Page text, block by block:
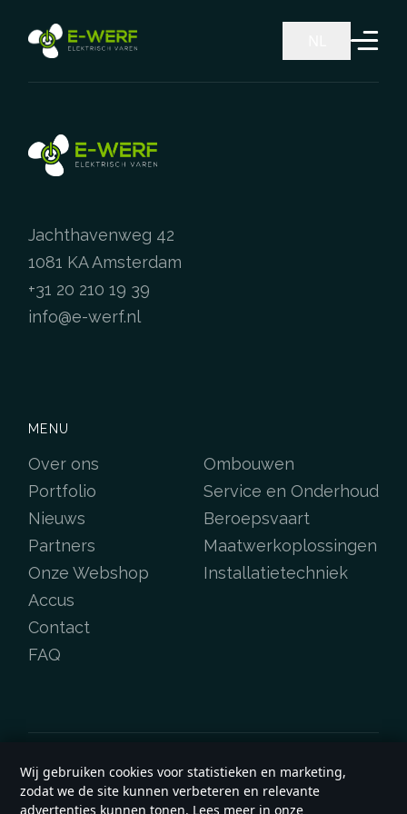
Jachthavenweg 42
1081 KA Amsterdam
+31 20 210 19 39
info@e-werf.nl
MENU
Over ons
Portfolio
Nieuws
Partners
Onze Webshop
Ombouwen
Service en Onderhoud
Beroepsvaart
Maatwerkoplossingen
Installatietechniek
Accus
Contact
FAQ
Copyright © 2026e-werf.nl
Algemene voorwaarden
Wij gebruiken cookies voor statistieken en marketing,
zodat we de site kunnen verbeteren en relevante
advertenties kunnen tonen. Lees meer in onze